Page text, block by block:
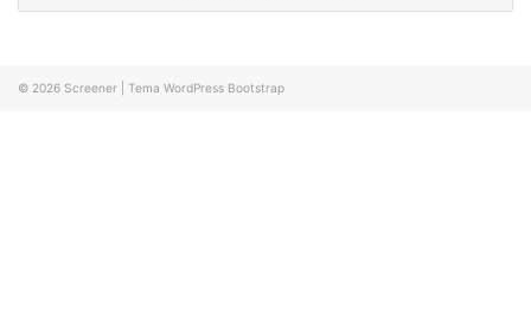
© 2026 Screener Tema WordPress Bootstrap